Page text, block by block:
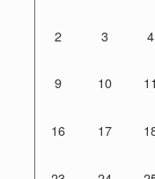
2 3 4
9 10 11
16 17